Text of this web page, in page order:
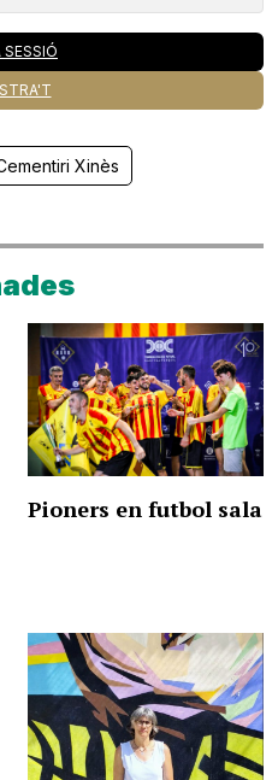
SESSIÓ
Xinès
Pioners en futbol sala